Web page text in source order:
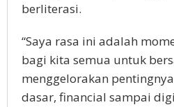
berliterasi.
“Saya rasa ini adalah
bagi kita semua untuk
menggelorakan
dasar, financial sampai